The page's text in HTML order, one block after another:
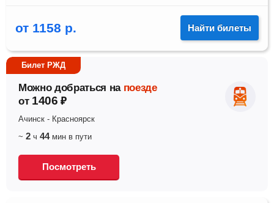
от 1158 р. Найти билеты
Билет РЖД
Можно добраться на поезде
от 1406 ₽
Ачинск - Красноярск
~ 2 ч 44 мин в пути
Посмотреть